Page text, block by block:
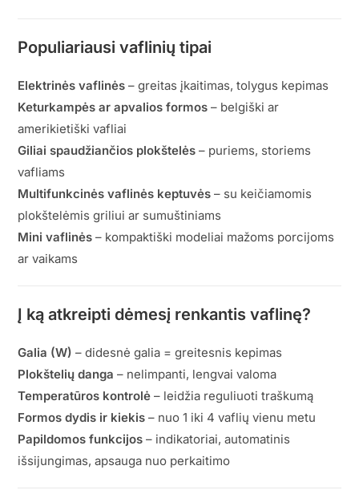
Populiariausi vaflinių tipai
Elektrinės vaflinės – greitas įkaitimas, tolygus kepimas
Keturkampės ar apvalios formos – belgiški ar
amerikietiški vafliai
Giliai spaudžiančios plokštelės – puriems, storiems
vafliams
Multifunkcinės vaflinės keptuvės – su keičiamomis
plokštelėmis griliui ar sumuštiniams
Mini vaflinės – kompaktiški modeliai mažoms porcijoms
ar vaikams
Į ką atkreipti dėmesį renkantis vaflinę?
Galia (W) – didesnė galia = greitesnis kepimas
Plokštelių danga – nelimpanti, lengvai valoma
Temperatūros kontrolė – leidžia reguliuoti traškumą
Formos dydis ir kiekis – nuo 1 iki 4 vaflių vienu metu
Papildomos funkcijos – indikatoriai, automatinis
išsijungimas, apsauga nuo perkaitimo